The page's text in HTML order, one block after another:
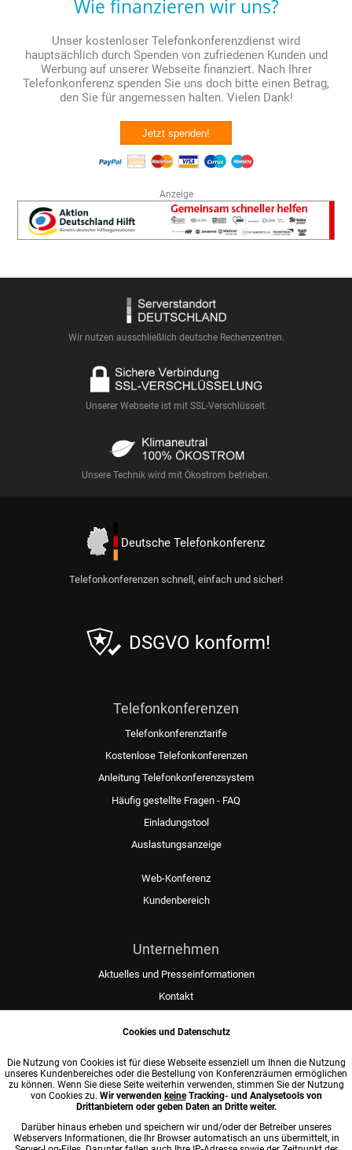
Wie finanzieren wir uns?
Unser kostenloser Telefonkonferenzdienst wird
hauptsächlich durch Spenden von zufriedenen Kunden und
Werbung auf unserer Webseite finanziert. Nach Ihrer
Telefonkonferenz spenden Sie uns doch bitte einen Betrag,
den Sie für angemessen halten. Vielen Dank!
Jetzt spenden!
Anzeige
Wir nutzen ausschließlich deutsche Rechenzentren.
Unserer Webseite ist mit SSL-Verschlüsselt.
Unsere Technik wird mit Ökostrom betrieben.
Deutsche Telefonkonferenz
Telefonkonferenzen schnell, einfach und sicher!
DSGVO konform!
Telefonkonferenzen
Telefonkonferenztarife
Kostenlose Telefonkonferenzen
Anleitung Telefonkonferenzsystem
Häufig gestellte Fragen - FAQ
Einladungstool
Auslastungsanzeige
Web-Konferenz
Kundenbereich
Unternehmen
Aktuelles und Presseinformationen
Kontakt
Impressum
Unterstützen und Spenden
Cookies und Datenschutz
Die Nutzung von Cookies ist für diese Webseite essenziell um Ihnen die Nutzung
unseres Kundenbereiches oder die Bestellung von Konferenzräumen ermöglichen
zu können. Wenn Sie diese Seite weiterhin verwenden, stimmen Sie der Nutzung
von Cookies zu. Wir verwenden keineTracking- und Analysetools von
Drittanbietern oder geben Daten an Dritte weiter.
Darüber hinaus erheben und speichern wir und/oder der Betreiber unseres
Webservers Informationen, die Ihr Browser automatisch an uns übermittelt, in